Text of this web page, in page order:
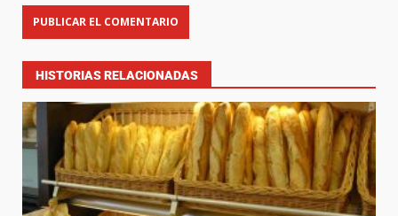
HISTORIAS RELACIONADAS